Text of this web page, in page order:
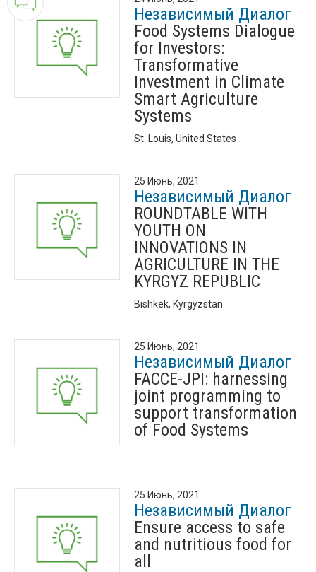
Независимый Диалог
Food Systems Dialogue
for Investors:
Transformative
Investment in Climate
Smart Agriculture
Systems
St. Louis, United States
25 Июнь, 2021
Независимый Диалог
ROUNDTABLE WITH
YOUTH ON
INNOVATIONS IN
AGRICULTURE IN THE
KYRGYZ REPUBLIC
Bishkek, Kyrgyzstan
25 Июнь, 2021
Независимый Диалог
FACCE-JPI: harnessing
joint programming to
support transformation
of Food Systems
25 Июнь, 2021
Независимый Диалог
Ensure access to safe
and nutritious food for
all